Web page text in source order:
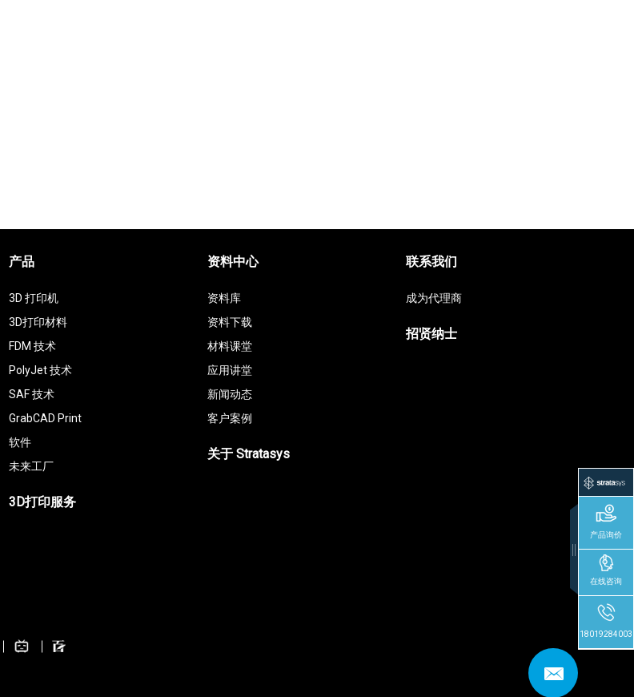
产品
3D 打印机
3D打印材料
FDM 技术
PolyJet 技术
SAF 技术
GrabCAD Print
软件
未来工厂
3D打印服务
资料中心
资料库
资料下载
材料课堂
应用讲堂
新闻动态
客户案例
关于 Stratasys
联系我们
成为代理商
招贤纳士
产品询价
在线咨询
18019284003